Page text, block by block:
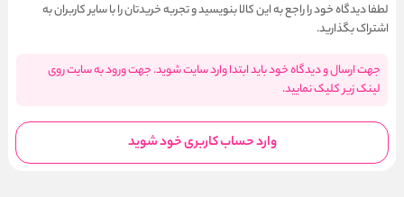
لطفا دیدگاه خود را راجع به این کالا بنویسید و تجربه خریدتان را با سایر کاربران به
اشتراک بگذارید.
جهت ارسال و دیدگاه خود باید ابتدا وارد سایت شوید. جهت ورود به سایت روی
لینک زیر کلیک نمایید.
وارد حساب کاربری خود شوید